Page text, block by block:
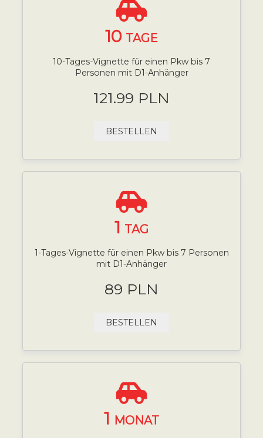
10 TAGE
10-Tages-Vignette für einen Pkw bis 7
Personen mit D1-Anhänger
121.99 PLN
BESTELLEN
1 TAG
1-Tages-Vignette für einen Pkw bis 7 Personen
mit D1-Anhänger
89 PLN
BESTELLEN
1 MONAT